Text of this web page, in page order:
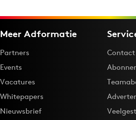
Meer Adformatie
Partners
Events
Vacatures
Whitepapers
Nieuwsbrief
Contact